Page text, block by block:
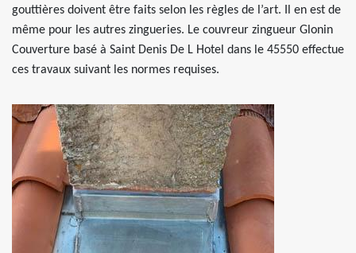
gouttières doivent être faits selon les règles de l’art. Il en est de
même pour les autres zingueries. Le couvreur zingueur Glonin
Couverture basé à Saint Denis De L Hotel dans le 45550 effectue
ces travaux suivant les normes requises.